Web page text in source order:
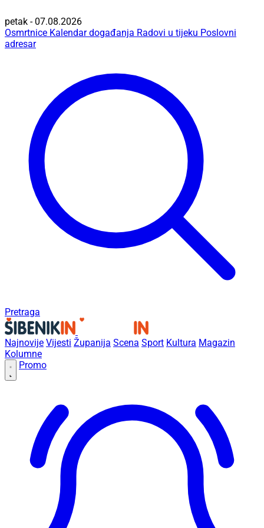
petak - 07.08.2026
Osmrtnice Kalendar događanja Radovi u tijeku Poslovni
adresar
Pretraga
Najnovije Vijesti Županija Scena Sport Kultura Magazin
Kolumne
Promo